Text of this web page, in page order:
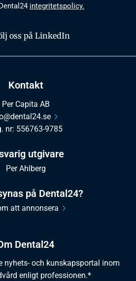
Dental24
nyhets- och kunskapsportal inom
enligt professionen.*
Kontakt
Per Capita AB
nr: 556763-9785
utgivare
Per Ahlberg
på Dental24?
att annonsera
integritetspolicy.
oss på LinkedIn